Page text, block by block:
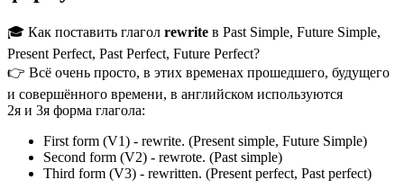
🎓 Как поставить глагол rewrite в Past Simple, Future Simple,
Present Perfect, Past Perfect, Future Perfect?
👉 Всё очень просто, в этих временах прошедшего, будущего
и совершённого времени, в английском используются
2я и 3я форма глагола:
First form (V1) - rewrite. (Present simple, Future Simple)
Second form (V2) - rewrote. (Past simple)
Third form (V3) - rewritten. (Present perfect, Past perfect)